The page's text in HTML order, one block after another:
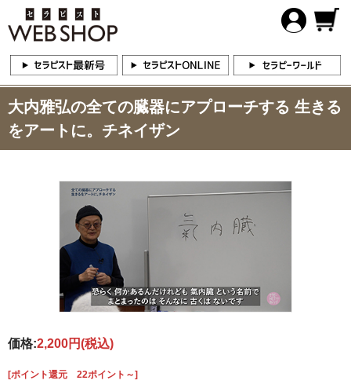
大内雅弘の全ての臓器にアプローチする 生きる
をアートに。チネイザン
価格:2,200円(税込)
[ポイント還元 22ポイント～]